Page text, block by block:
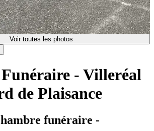
Voir toutes les photos
- Villeréal
de Plaisance
funéraire -